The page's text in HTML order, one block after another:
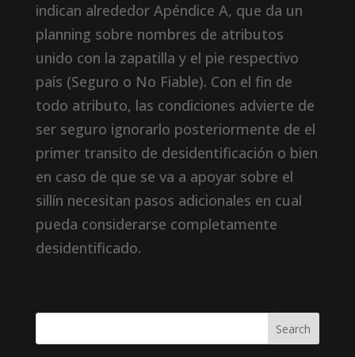
indican alrededor Apéndice A, que da un
planning sobre nombres de atributos
unido con la zapatilla y el pie respectivo
país (Seguro o No Fiable). Con el fin de
todo atributo, las condiciones advierte de
ser seguro ignorarlo posteriormente de el
primer transito de desidentificación o bien
en caso de que se va a apoyar sobre el
sillí­n necesitan pasos adicionales en cual
pueda considerarse completamente
desidentificado.